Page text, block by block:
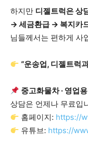
하지만 디젤트럭은 상
→ 세금환급 → 복지카
님들께서는 편하게 사
“운송업, 디젤트럭
중고화물차 · 영업
상담은 언제나 무료입
홈페이지: https://
유튜브: https://